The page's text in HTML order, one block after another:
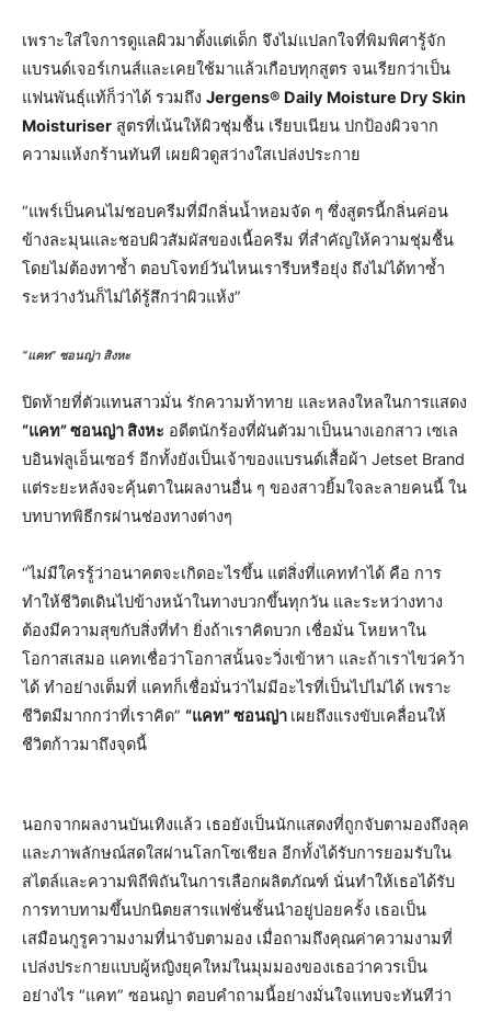
เพราะใส่ใจการดูแลผิวมาตั้งแต่เด็ก จึงไม่แปลกใจที่พิมพิศารู้จัก
แบรนด์เจอร์เกนส์และเคยใช้มาแล้วเกือบทุกสูตร จนเรียกว่าเป็น
แฟนพันธุ์แท้ก็ว่าได้ รวมถึง Jergens® Daily Moisture Dry Skin
Moisturiser สูตรที่เน้นให้ผิวชุ่มชื้น เรียบเนียน ปกป้องผิวจาก
ความแห้งกร้านทันที เผยผิวดูสว่างใสเปล่งประกาย
“แพร์เป็นคนไม่ชอบครีมที่มีกลิ่นน้ำหอมจัด ๆ ซึ่งสูตรนี้กลิ่นค่อน
ข้างละมุนและชอบผิวสัมผัสของเนื้อครีม ที่สำคัญให้ความชุ่มชื้น
โดยไม่ต้องทาซ้ำ ตอบโจทย์วันไหนเรารีบหรือยุ่ง ถึงไม่ได้ทาซ้ำ
ระหว่างวันก็ไม่ได้รู้สึกว่าผิวแห้ง”
“แคท” ซอนญ่า สิงหะ
ปิดท้ายที่ตัวแทนสาวมั่น รักความท้าทาย และหลงใหลในการแสดง
“แคท” ซอนญ่า สิงหะ อดีตนักร้องที่ผันตัวมาเป็นนางเอกสาว เซเล
บอินฟลูเอ็นเซอร์ อีกทั้งยังเป็นเจ้าของแบรนด์เสื้อผ้า Jetset Brand
แต่ระยะหลังจะคุ้นตาในผลงานอื่น ๆ ของสาวยิ้มใจละลายคนนี้ ใน
บทบาทพิธีกรผ่านช่องทางต่างๆ
“ไม่มีใครรู้ว่าอนาคตจะเกิดอะไรขึ้น แต่สิ่งที่แคททำได้ คือ การ
ทำให้ชีวิตเดินไปข้างหน้าในทางบวกขึ้นทุกวัน และระหว่างทาง
ต้องมีความสุขกับสิ่งที่ทำ ยิ่งถ้าเราคิดบวก เชื่อมั่น โหยหาใน
โอกาสเสมอ แคทเชื่อว่าโอกาสนั้นจะวิ่งเข้าหา และถ้าเราไขว่คว้า
ได้ ทำอย่างเต็มที่ แคทก็เชื่อมั่นว่าไม่มีอะไรที่เป็นไปไม่ได้ เพราะ
ชีวิตมีมากกว่าที่เราคิด” “แคท” ซอนญ่า เผยถึงแรงขับเคลื่อนให้
ชีวิตก้าวมาถึงจุดนี้
นอกจากผลงานบันเทิงแล้ว เธอยังเป็นนักแสดงที่ถูกจับตามองถึงลุค
และภาพลักษณ์สดใสผ่านโลกโซเชียล อีกทั้งได้รับการยอมรับใน
สไตล์และความพิถีพิถันในการเลือกผลิตภัณฑ์ นั่นทำให้เธอได้รับ
การทาบทามขึ้นปกนิตยสารแฟชั่นชั้นนำอยู่บ่อยครั้ง เธอเป็น
เสมือนกูรูความงามที่น่าจับตามอง เมื่อถามถึงคุณค่าความงามที่
เปล่งประกายแบบผู้หญิงยุคใหม่ในมุมมองของเธอว่าควรเป็น
อย่างไร “แคท” ซอนญ่า ตอบคำถามนี้อย่างมั่นใจแทบจะทันทีว่า